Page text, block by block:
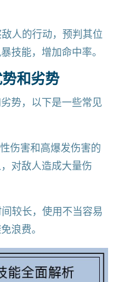
人的行动，预判其位
技能，增加命中率。
和劣势
势，以下是一些常见
伤害和高爆发伤害的
对敌人造成大量伤
较长，使用不当容易
浪费。